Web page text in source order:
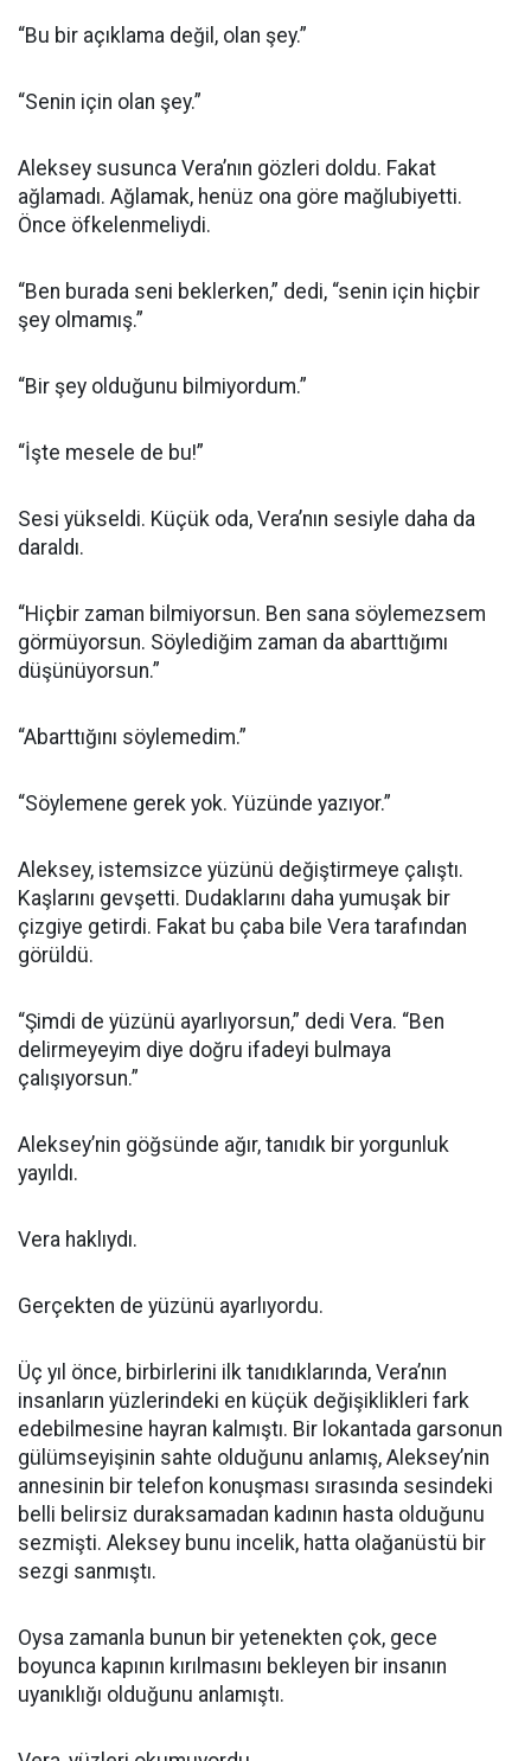
“Bu bir açıklama değil, olan şey.”
“Senin için olan şey.”
Aleksey susunca Vera’nın gözleri doldu. Fakat
ağlamadı. Ağlamak, henüz ona göre mağlubiyetti.
Önce öfkelenmeliydi.
“Ben burada seni beklerken,” dedi, “senin için hiçbir
şey olmamış.”
“Bir şey olduğunu bilmiyordum.”
“İşte mesele de bu!”
Sesi yükseldi. Küçük oda, Vera’nın sesiyle daha da
daraldı.
“Hiçbir zaman bilmiyorsun. Ben sana söylemezsem
görmüyorsun. Söylediğim zaman da abarttığımı
düşünüyorsun.”
“Abarttığını söylemedim.”
“Söylemene gerek yok. Yüzünde yazıyor.”
Aleksey, istemsizce yüzünü değiştirmeye çalıştı.
Kaşlarını gevşetti. Dudaklarını daha yumuşak bir
çizgiye getirdi. Fakat bu çaba bile Vera tarafından
görüldü.
“Şimdi de yüzünü ayarlıyorsun,” dedi Vera. “Ben
delirmeyeyim diye doğru ifadeyi bulmaya
çalışıyorsun.”
Aleksey’nin göğsünde ağır, tanıdık bir yorgunluk
yayıldı.
Vera haklıydı.
Gerçekten de yüzünü ayarlıyordu.
Üç yıl önce, birbirlerini ilk tanıdıklarında, Vera’nın
insanların yüzlerindeki en küçük değişiklikleri fark
edebilmesine hayran kalmıştı. Bir lokantada garsonun
gülümseyişinin sahte olduğunu anlamış, Aleksey’nin
annesinin bir telefon konuşması sırasında sesindeki
belli belirsiz duraksamadan kadının hasta olduğunu
sezmişti. Aleksey bunu incelik, hatta olağanüstü bir
sezgi sanmıştı.
Oysa zamanla bunun bir yetenekten çok, gece
boyunca kapının kırılmasını bekleyen bir insanın
uyanıklığı olduğunu anlamıştı.